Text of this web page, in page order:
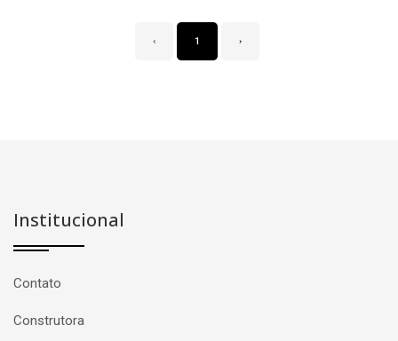
‹ 1 ›
Institucional
Contato
Construtora